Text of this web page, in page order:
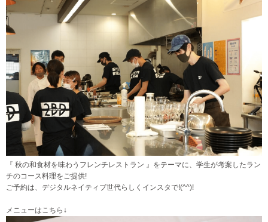
『 秋の和食材を味わうフレンチレストラン 』をテーマに、学生が考案したラン
チのコース料理をご提供!
ご予約は、デジタルネイティブ世代らしくインスタで!(^^)!
メニューはこちら↓